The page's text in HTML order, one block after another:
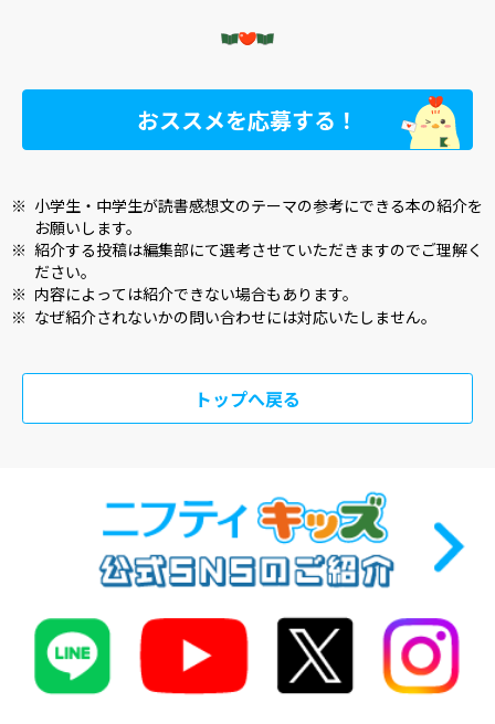
おススメを応募する！
※ 小学生・中学生が読書感想文のテーマの参考にできる本の紹介を
お願いします。
※ 紹介する投稿は編集部にて選考させていただきますのでご理解く
ださい。
※ 内容によっては紹介できない場合もあります。
※ なぜ紹介されないかの問い合わせには対応いたしません。
トップへ戻る